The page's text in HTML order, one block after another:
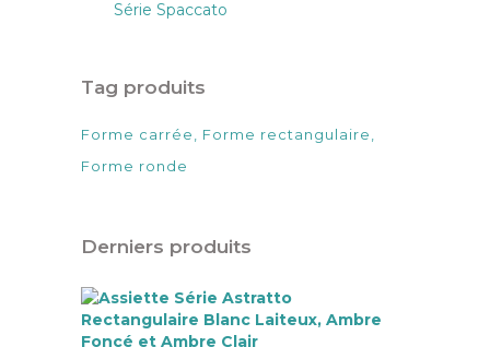
Série Spaccato
Tag produits
Forme carrée
Forme rectangulaire
Forme ronde
Derniers produits